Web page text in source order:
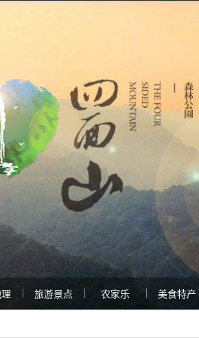
旅游景点 农家乐 美食特产